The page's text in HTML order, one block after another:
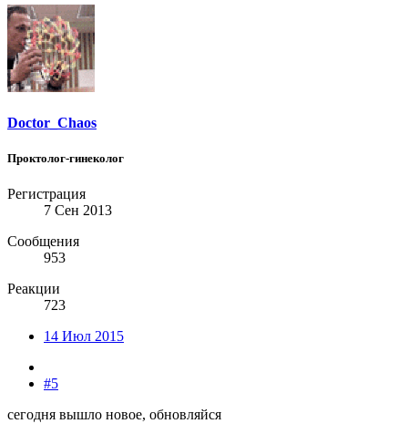
Doctor_Chaos
Проктолог-гинеколог
Регистрация
7 Сен 2013
Сообщения
953
Реакции
723
14 Июл 2015
#5
сегодня вышло новое, обновляйся